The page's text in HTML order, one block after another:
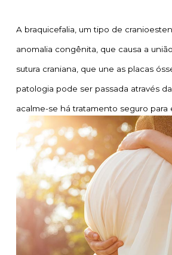
A braquicefalia, um tipo de
anomalia congênita, que causa a
sutura craniana, que une as placas
patologia pode ser passada através
acalme-se há tratamento seguro para